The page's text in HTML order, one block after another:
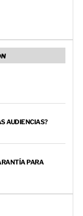
AUDIENCIAS?
PARA